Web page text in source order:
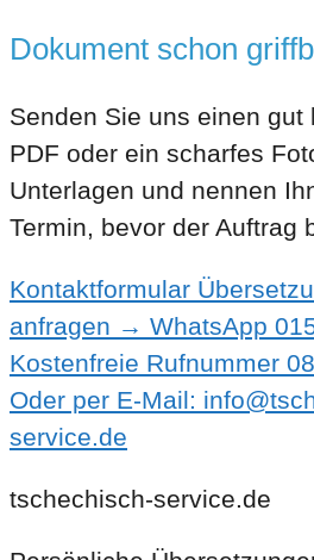
Dokument schon
Senden Sie uns einen gut
PDF oder ein scharfes
Unterlagen und nennen
Termin, bevor der Auftrag
Kontaktformular
anfragen → WhatsApp
Kostenfreie Rufnummer
Oder per E-Mail:
service.de
tschechisch-service.de